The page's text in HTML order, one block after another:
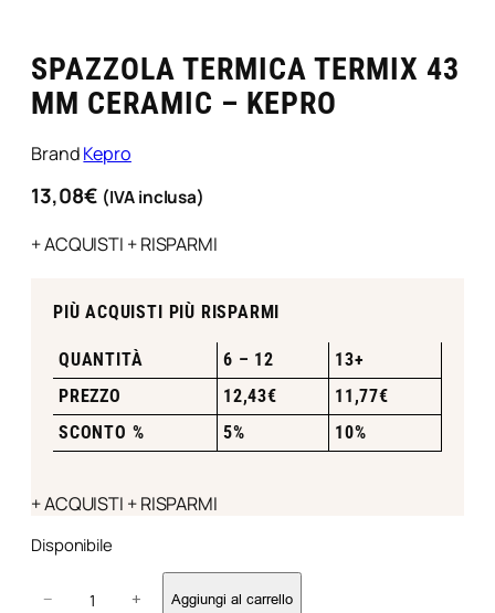
SPAZZOLA TERMICA TERMIX 43
MM CERAMIC – KEPRO
BrandKepro
13,08€ (IVA inclusa)
+ ACQUISTI + RISPARMI
PIÙ ACQUISTI PIÙ RISPARMI
QUANTITÀ 6 – 12
13+
PREZZO
12,43€ 11,77€
SCONTO %
5% 10%
+ ACQUISTI + RISPARMI
Disponibile
− + Aggiungi al carrello